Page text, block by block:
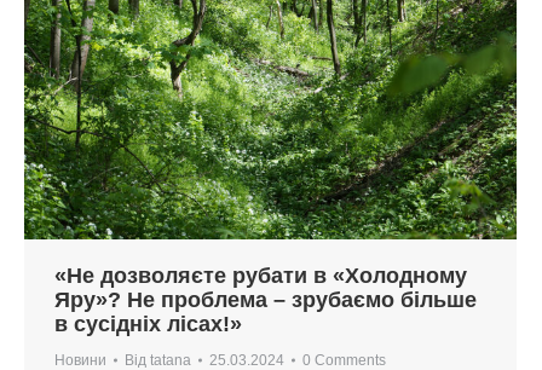
«Не дозволяєте рубати в «Холодному
Яру»? Не проблема – зрубаємо більше
в сусідніх лісах!»
Новини Від tatana 25.03.2024 0 Comments